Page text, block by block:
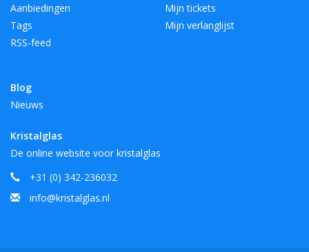
Aanbiedingen
Tags
RSS-feed
Blog
Nieuws
Mijn tickets
Mijn verlanglijst
Kristalglas
De online website voor kristalglas
+31 (0) 342-236032
info@kristalglas.nl